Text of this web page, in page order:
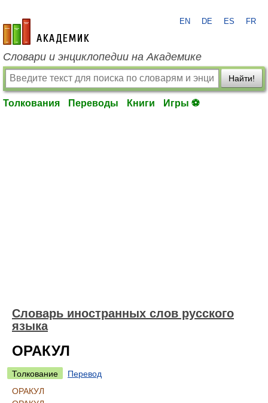
academic.ru
EN DE ES FR
Словари и энциклопедии на Академике
Найти!
Толкования Переводы Книги Игры ⚽
Словарь иностранных слов русского
языка
ОРАКУЛ
Толкование
Перевод
ОРАКУЛ